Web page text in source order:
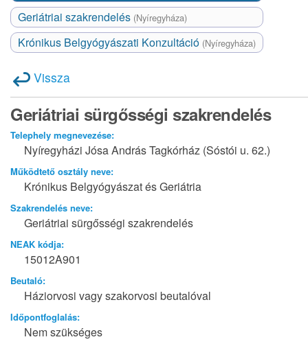
Geriátriai szakrendelés (Nyíregyháza)
Krónikus Belgyógyászati Konzultáció (Nyíregyháza)
Vissza
Geriátriai sürgősségi szakrendelés
Telephely megnevezése:
Nyíregyházi Jósa András Tagkórház (Sóstói u. 62.)
Működtető osztály neve:
Krónikus Belgyógyászat és Geriátria
Szakrendelés neve:
Geriátriai sürgősségi szakrendelés
NEAK kódja:
15012A901
Beutaló:
Háziorvosi vagy szakorvosi beutalóval
Időpontfoglalás:
Nem szükséges